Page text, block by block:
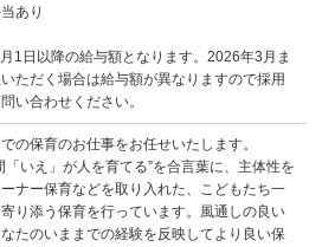
あり
1日以降の給与額となります。2026年3月ま
ただく場合は給与額が異なりますので採用
い合わせください。
の保育のお仕事をお任せいたします。
「いえ」が人を育てる”を合言葉に、主体性を
ナー保育などを取り入れた、こどもたち一
り添う保育を行っています。風通しの良い
たのいままでの経験を反映してより良い保